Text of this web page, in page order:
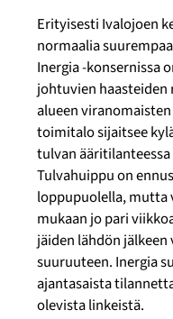
Erityisesti Ivalojoen
normaalia
Inergia -konsernissa
johtuvien
alueen
toimitalo sijaitsee
tulvan
Tulvahuippu on
loppupuolella, mutta
mukaan jo pari
jäiden lähdön
suuruuteen. Inergia
ajantasaista
olevista linkeistä.